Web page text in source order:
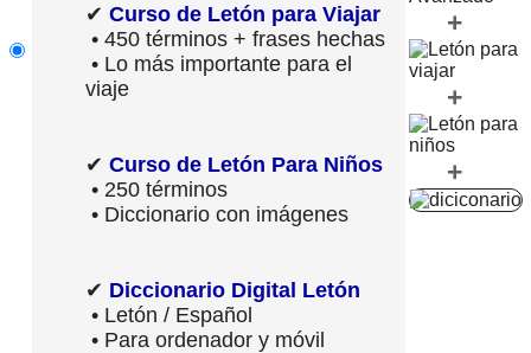
✔ Curso de Letón para Viajar
• 450 términos + frases hechas
• Lo más importante para el
viaje
✔ Curso de Letón Para Niños
• 250 términos
• Diccionario con imágenes
✔ Diccionario Digital Letón
• Letón / Español
• Para ordenador y móvil
+
+
+